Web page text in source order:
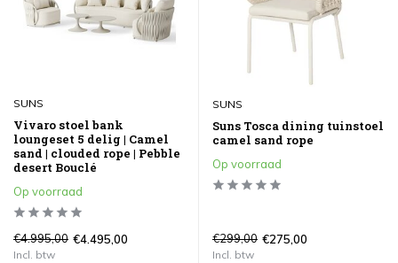
SUNS
Vivaro stoel bank
loungeset 5 delig | Camel
sand | clouded rope | Pebble
desert Bouclé
Op voorraad
€4.995,00 €4.495,00
Incl. btw
SUNS
Suns Tosca dining tuinstoel
camel sand rope
Op voorraad
€299,00 €275,00
Incl. btw